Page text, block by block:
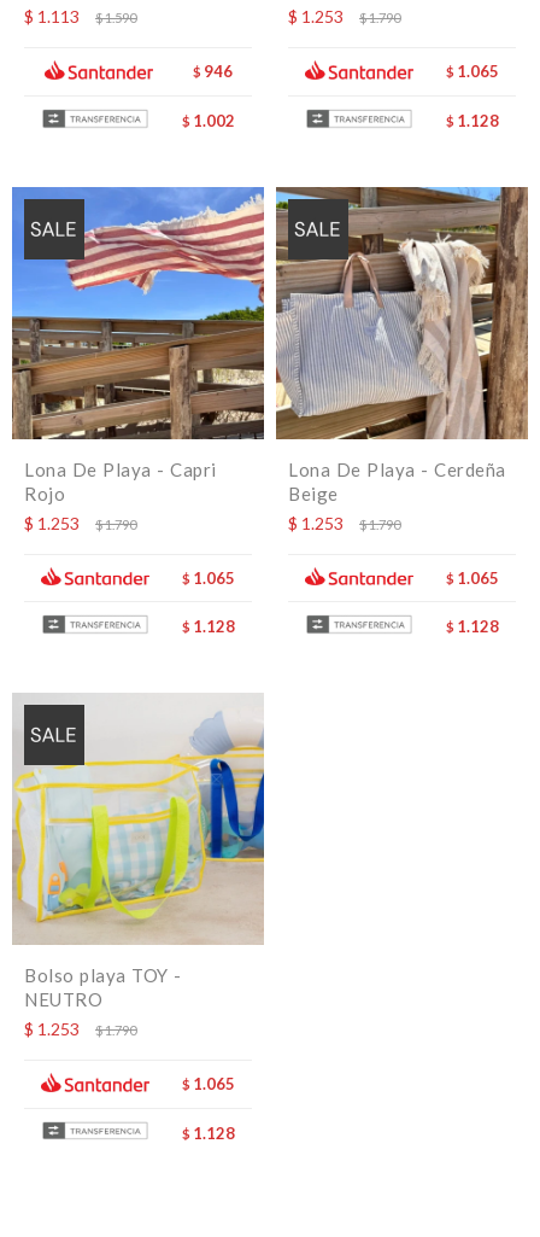
$ 1.113 $1.590
$ 946
$ 1.002
$ 1.253 $1.790
$ 1.065
$ 1.128
Lona De Playa - Capri
Rojo
$ 1.253 $1.790
$ 1.065
$ 1.128
Lona De Playa - Cerdeña
Beige
$ 1.253 $1.790
$ 1.065
$ 1.128
Bolso playa TOY -
NEUTRO
$ 1.253 $1.790
$ 1.065
$ 1.128